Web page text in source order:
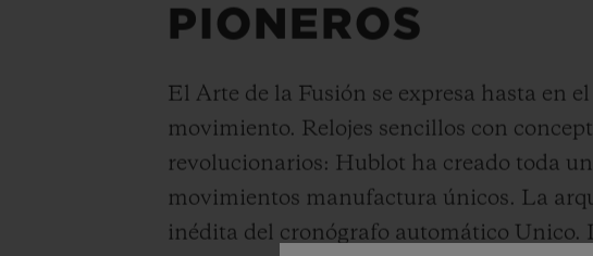
PIONEROS
El Arte de la Fusión se expresa hasta en el
movimiento. Relojes sencillos con
revolucionarios: Hublot ha creado toda
movimientos manufactura únicos. La
inédita del cronógrafo automático Unico.